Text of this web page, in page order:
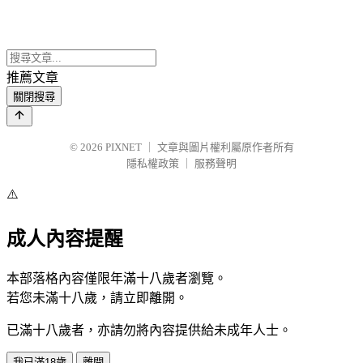
推薦文章
關閉搜尋
© 2026 PIXNET
文章與圖片權利屬原作者所有
隱私權政策
服務聲明
⚠️
成人內容提醒
本部落格內容僅限年滿十八歲者瀏覽。
若您未滿十八歲，請立即離開。
已滿十八歲者，亦請勿將內容提供給未成年人士。